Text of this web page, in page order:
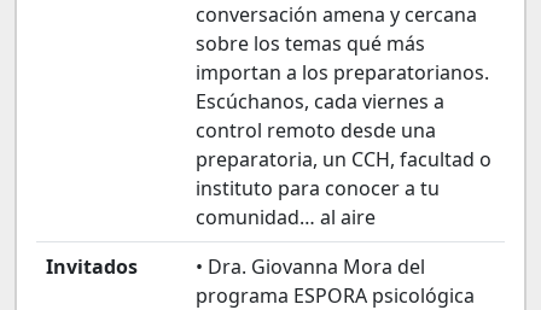
conversación amena y cercana
sobre los temas qué más
importan a los preparatorianos.
Escúchanos, cada viernes a
control remoto desde una
preparatoria, un CCH, facultad o
instituto para conocer a tu
comunidad… al aire
Invitados
• Dra. Giovanna Mora del
programa ESPORA psicológica